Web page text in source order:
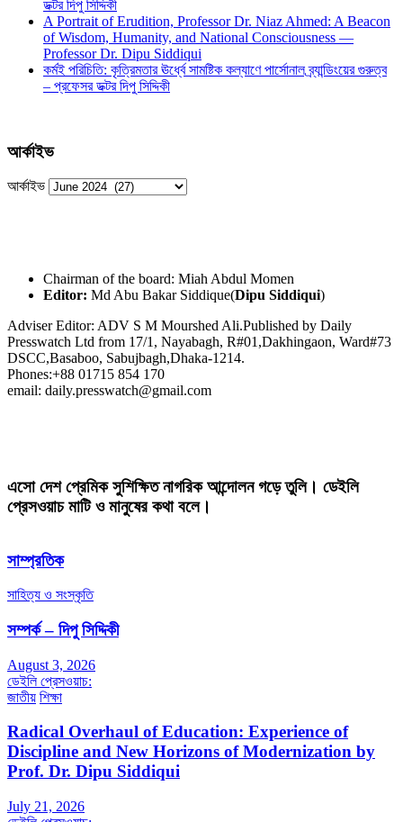
ডক্টর দিপু সিদ্দিকী
A Portrait of Erudition, Professor Dr. Niaz Ahmed: A Beacon
of Wisdom, Humanity, and National Consciousness —
Professor Dr. Dipu Siddiqui
কর্মই পরিচিতি: কৃত্রিমতার ঊর্ধ্বে সামষ্টিক কল্যাণে পার্সোনাল ব্র্যান্ডিংয়ের গুরুত্ব
– প্রফেসর ডক্টর দিপু সিদ্দিকী
আর্কাইভ
আর্কাইভ
Chairman of the board: Miah Abdul Momen
Editor: Md Abu Bakar Siddique(Dipu Siddiqui)
Adviser Editor: ADV S M Mourshed Ali.Published by Daily
Presswatch Ltd from 17/1, Nayabagh, R#01,Dakhingaon, Ward#73
DSCC,Basaboo, Sabujbagh,Dhaka-1214.
Phones:+88 01715 854 170
email: daily.presswatch@gmail.com
এসো দেশ প্রেমিক সুশিক্ষিত নাগরিক আন্দোলন গড়ে তুলি। ডেইলি
প্রেসওয়াচ মাটি ও মানুষের কথা বলে।
সাম্প্রতিক
সাহিত্য ও সংস্কৃতি
সম্পর্ক – দিপু সিদ্দিকী
August 3, 2026
ডেইলি প্রেসওয়াচ:
জাতীয় শিক্ষা
Radical Overhaul of Education: Experience of
Discipline and New Horizons of Modernization by
Prof. Dr. Dipu Siddiqui
July 21, 2026